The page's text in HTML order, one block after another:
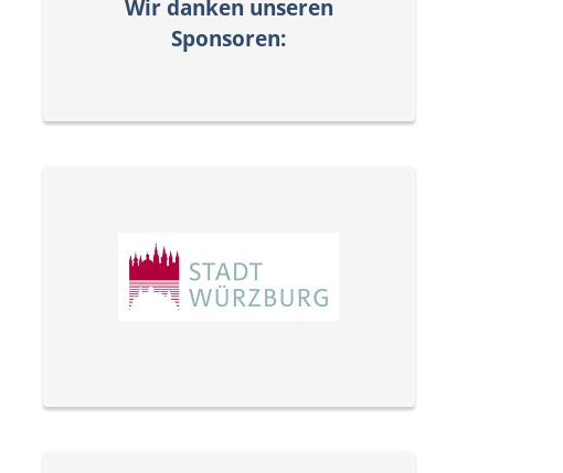
Wir danken unseren
Sponsoren: